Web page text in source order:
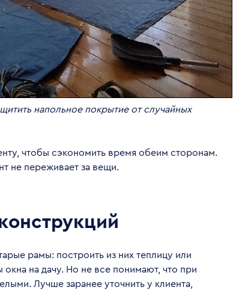
напольное покрытие от случайных
чтобы сэкономить время обеим сторонам.
не переживает за вещи.
рамы: построить из них теплицу или
на дачу. Но не все понимают, что при
Лучше заранее уточнить у клиента,